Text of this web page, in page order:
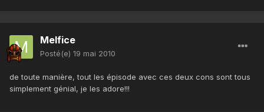
Melfice
Posté(e) 19 mai 2010
de toute manière, tout les épisode avec ces deux cons sont tous
simplement génial, je les adore!!!